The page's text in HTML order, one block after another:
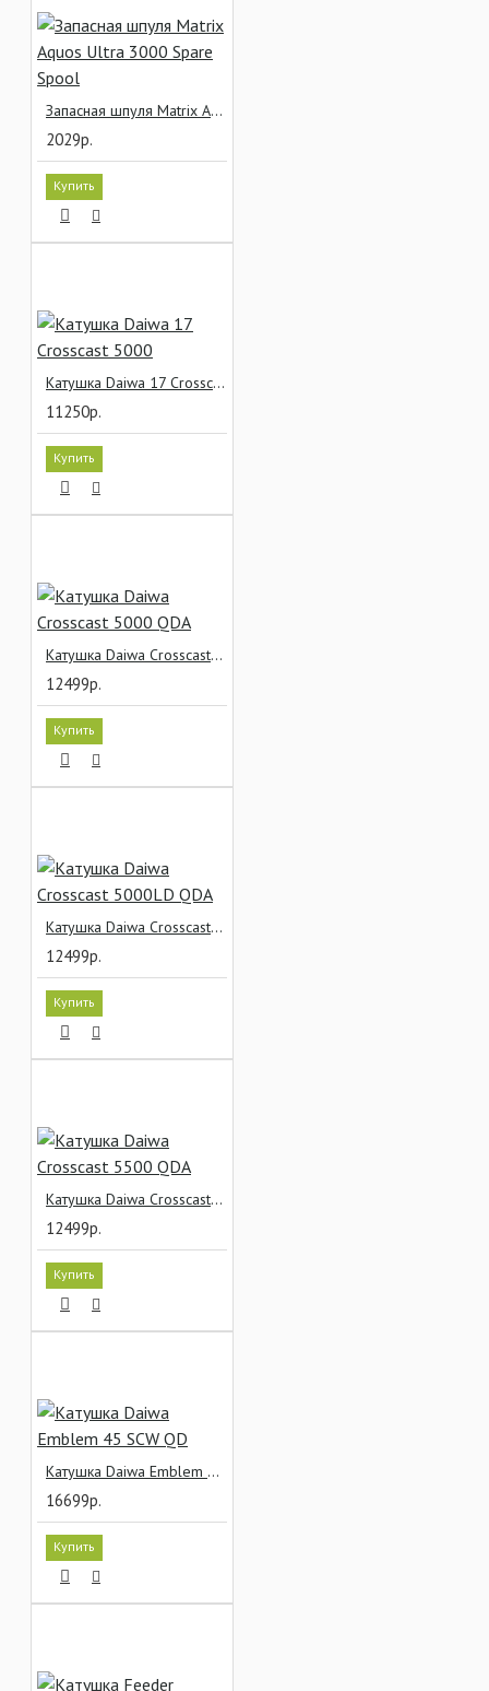
Запасная шпуля Matrix Aquos Ultra 3000 Spare Spool
2029р.
Купить
Катушка Daiwa 17 Crosscast 5000
11250р.
Купить
Катушка Daiwa Crosscast 5000 QDA
12499р.
Купить
Катушка Daiwa Crosscast 5000LD QDA
12499р.
Купить
Катушка Daiwa Crosscast 5500 QDA
12499р.
Купить
Катушка Daiwa Emblem 45 SCW QD
16699р.
Купить